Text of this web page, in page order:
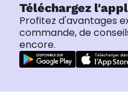
Téléchargez
Profitez d'avantages
commande, de
encore.